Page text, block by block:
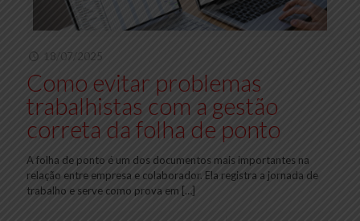
18/07/2025
Como evitar problemas
trabalhistas com a gestão
correta da folha de ponto
A folha de ponto é um dos documentos mais importantes na
relação entre empresa e colaborador. Ela registra a jornada de
trabalho e serve como prova em […]